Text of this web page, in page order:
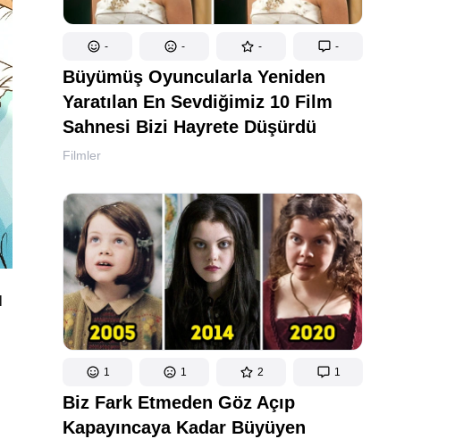
- - - -
Büyümüş Oyuncularla Yeniden
Yaratılan En Sevdiğimiz 10 Film
Sahnesi Bizi Hayrete Düşürdü
Filmler
1 1 2 1
Biz Fark Etmeden Göz Açıp
Kapayıncaya Kadar Büyüyen